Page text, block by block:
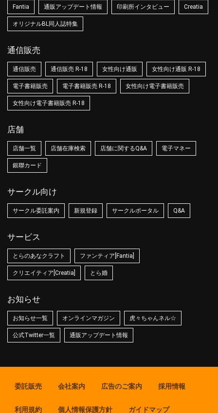
Fantia 通販アップデート情報 印刷所インタビュー Creatia
オリジナルBL同人誌特集
通信販売
通信販売 通信販売 R-18 女性向け通販 女性向け通販 R-18
電子書籍販売 電子書籍販売 R-18 女性向け電子書籍販売
女性向け電子書籍販売 R-18
店舗
店舗一覧 店舗在庫検索 店舗に関するQ&A 電子マネー
銀聯カード
サークル向け
サークル委託案内 新規登録 サークルポータル Q&A
サービス
とらのあなクラフト ファンティア[Fantia]
クリエイティア[Creatia] とら婚
お知らせ
お知らせ一覧 オンラインマガジン 虎々ちゃんネル☆
公式Twitter一覧 通販アップデート情報
委託販売 会社案内 広告のご案内 採用情報
利用規約 個人情報保護方針 ガイドマップ